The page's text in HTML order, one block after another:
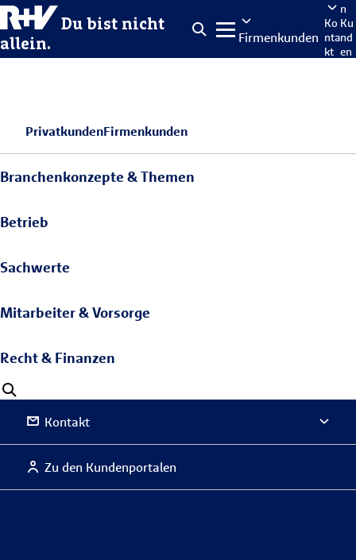
Du bist nicht
allein.
Firmenkunden
Ko
nta
kt
n
Ku
nd
en
PrivatkundenFirmenkunden
Branchenkonzepte & Themen
Betrieb
Sachwerte
Mitarbeiter & Vorsorge
Recht & Finanzen
Kontakt
Zu den Kundenportalen